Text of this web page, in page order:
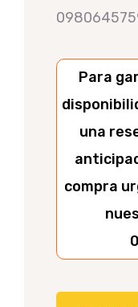
Para
una
compra